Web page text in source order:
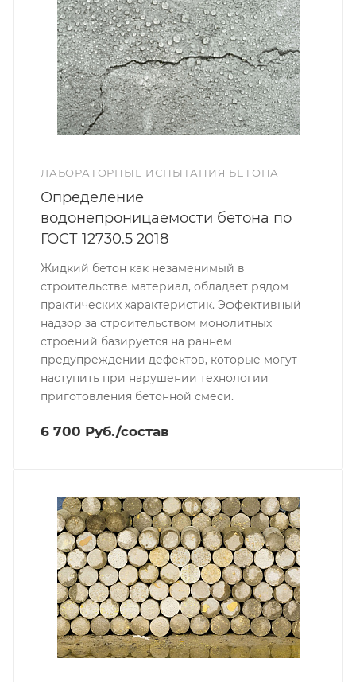
ЛАБОРАТОРНЫЕ ИСПЫТАНИЯ БЕТОНА
Определение
водонепроницаемости бетона по
ГОСТ 12730.5 2018
Жидкий бетон как незаменимый в
строительстве материал, обладает рядом
практических характеристик. Эффективный
надзор за строительством монолитных
строений базируется на раннем
предупреждении дефектов, которые могут
наступить при нарушении технологии
приготовления бетонной смеси.
6 700 Руб./состав